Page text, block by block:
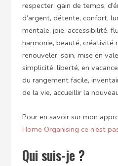
respecter, gain de temps,
d’argent, détente, confort,
mentale, joie, accessibilité,
harmonie, beauté, créativité
renouveler, soin, mise en
simplicité, liberté, en
du rangement facile,
de la vie, accueillir la
Pour en savoir sur mon
Home Organising ce n’est
Qui suis-je ?